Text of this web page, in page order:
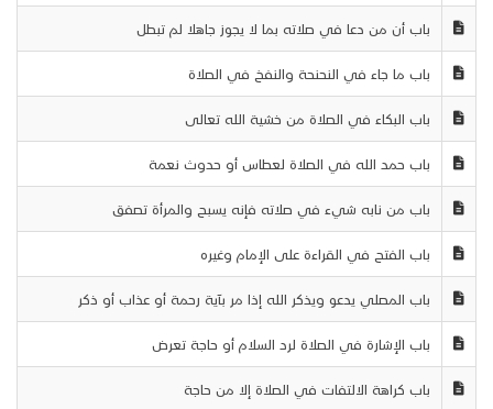
باب أن من دعا في صلاته بما لا يجوز جاهلا لم تبطل
باب ما جاء في النحنحة والنفخ في الصلاة
باب البكاء في الصلاة من خشية الله تعالى
باب حمد الله في الصلاة لعطاس أو حدوث نعمة
باب من نابه شيء في صلاته فإنه يسبح والمرأة تصفق
باب الفتح في القراءة على الإمام وغيره
باب المصلي يدعو ويذكر الله إذا مر بآية رحمة أو عذاب أو ذكر
باب الإشارة في الصلاة لرد السلام أو حاجة تعرض
باب كراهة الالتفات في الصلاة إلا من حاجة